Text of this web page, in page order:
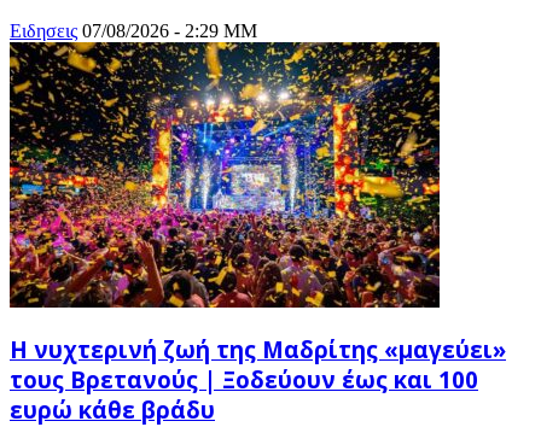
Ειδησεις 07/08/2026 - 2:29 ΜΜ
Η νυχτερινή ζωή της Μαδρίτης «μαγεύει»
τους Βρετανούς | Ξοδεύουν έως και 100
ευρώ κάθε βράδυ